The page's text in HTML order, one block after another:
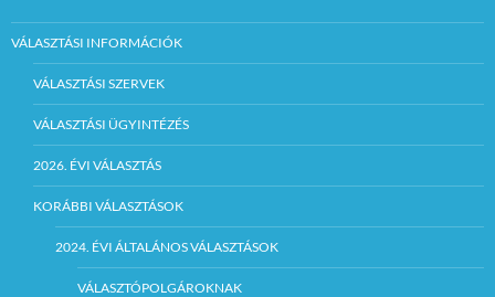
VÁLASZTÁSI INFORMÁCIÓK
VÁLASZTÁSI SZERVEK
VÁLASZTÁSI ÜGYINTÉZÉS
2026. ÉVI VÁLASZTÁS
KORÁBBI VÁLASZTÁSOK
2024. ÉVI ÁLTALÁNOS VÁLASZTÁSOK
VÁLASZTÓPOLGÁROKNAK